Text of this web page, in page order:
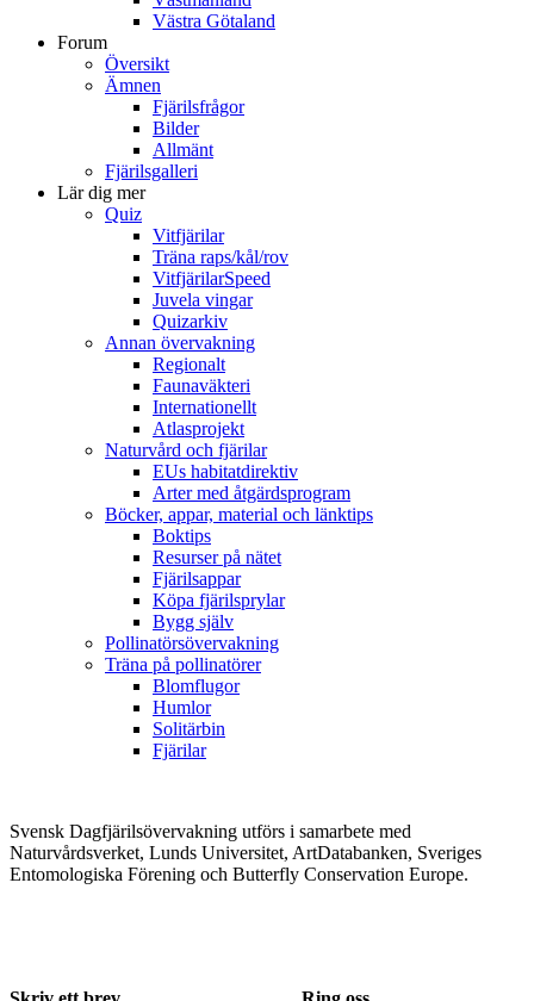
Västra Götaland
Forum
Översikt
Ämnen
Fjärilsfrågor
Bilder
Allmänt
Fjärilsgalleri
Lär dig mer
Quiz
Vitfjärilar
Träna raps/kål/rov
VitfjärilarSpeed
Juvela vingar
Quizarkiv
Annan övervakning
Regionalt
Faunaväkteri
Internationellt
Atlasprojekt
Naturvård och fjärilar
EUs habitatdirektiv
Arter med åtgärdsprogram
Böcker, appar, material och länktips
Boktips
Resurser på nätet
Fjärilsappar
Köpa fjärilsprylar
Bygg själv
Pollinatörsövervakning
Träna på pollinatörer
Blomflugor
Humlor
Solitärbin
Fjärilar
Svensk Dagfjärilsövervakning utförs i samarbete med
Naturvårdsverket, Lunds Universitet, ArtDatabanken, Sveriges
Entomologiska Förening och Butterfly Conservation Europe.